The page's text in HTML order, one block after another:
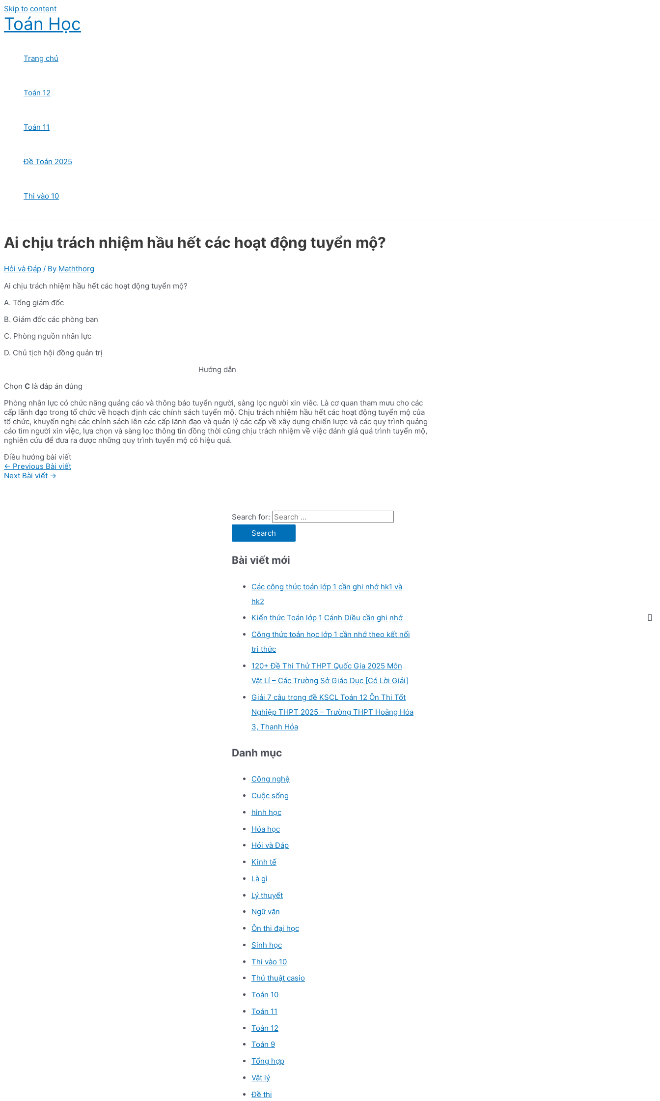
Skip to content
Toán Học
Trang chủ
Toán 12
Toán 11
Đề Toán 2025
Thi vào 10
Ai chịu trách nhiệm hầu hết các hoạt động tuyển mộ?
Hỏi và Đáp / By Maththorg
Ai chịu trách nhiệm hầu hết các hoạt động tuyển mộ?
A. Tổng giám đốc
B. Giám đốc các phòng ban
C. Phòng nguồn nhân lực
D. Chủ tịch hội đồng quản trị
Hướng dẫn
Chọn C là đáp án đúng
Phòng nhân lực có chức năng quảng cáo và thông báo tuyển người, sàng lọc người xin viêc. Là cơ quan tham mưu cho các
cấp lãnh đạo trong tổ chức về hoạch định các chính sách tuyển mộ. Chịu trách nhiệm hầu hết các hoạt động tuyển mộ của
tổ chức, khuyến nghị các chính sách lên các cấp lãnh đạo và quản lý các cấp về xây dựng chiến lược và các quy trình quảng
cáo tìm người xin việc, lựa chọn và sàng lọc thông tin đồng thời cũng chịu trách nhiệm về việc đánh giá quá trình tuyển mộ,
nghiên cứu để đưa ra được những quy trình tuyển mộ có hiệu quả.
Điều hướng bài viết
← Previous Bài viết
Next Bài viết →
Search for:
Bài viết mới
Các công thức toán lớp 1 cần ghi nhớ hk1 và
hk2
Kiến thức Toán lớp 1 Cánh Diều cần ghi nhớ
Công thức toán học lớp 1 cần nhớ theo kết nối
tri thức
120+ Đề Thi Thử THPT Quốc Gia 2025 Môn
Vật Lí – Các Trường Sở Giáo Dục [Có Lời Giải]
Giải 7 câu trong đề KSCL Toán 12 Ôn Thi Tốt
Nghiệp THPT 2025 – Trường THPT Hoằng Hóa
3, Thanh Hóa
Danh mục
Công nghệ
Cuộc sống
hình học
Hóa học
Hỏi và Đáp
Kinh tế
Là gì
Lý thuyết
Ngữ văn
Ôn thi đại học
Sinh học
Thi vào 10
Thủ thuật casio
Toán 10
Toán 11
Toán 12
Toán 9
Tổng hợp
Vật lý
Đề thi